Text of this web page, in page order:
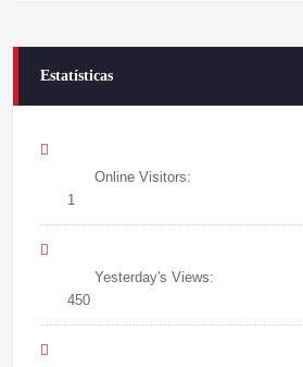
Estatísticas
Online Visitors:
1
Yesterday's Views:
450